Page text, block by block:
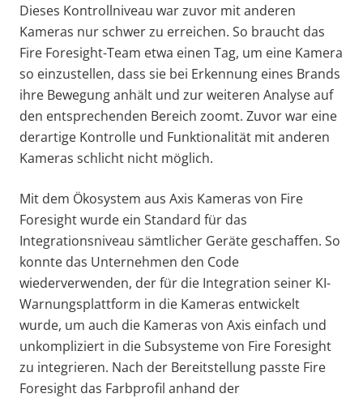
Dieses Kontrollniveau war zuvor mit anderen
Kameras nur schwer zu erreichen. So braucht das
Fire Foresight-Team etwa einen Tag, um eine Kamera
so einzustellen, dass sie bei Erkennung eines Brands
ihre Bewegung anhält und zur weiteren Analyse auf
den entsprechenden Bereich zoomt. Zuvor war eine
derartige Kontrolle und Funktionalität mit anderen
Kameras schlicht nicht möglich.
Mit dem Ökosystem aus Axis Kameras von Fire
Foresight wurde ein Standard für das
Integrationsniveau sämtlicher Geräte geschaffen. So
konnte das Unternehmen den Code
wiederverwenden, der für die Integration seiner KI-
Warnungsplattform in die Kameras entwickelt
wurde, um auch die Kameras von Axis einfach und
unkompliziert in die Subsysteme von Fire Foresight
zu integrieren. Nach der Bereitstellung passte Fire
Foresight das Farbprofil anhand der